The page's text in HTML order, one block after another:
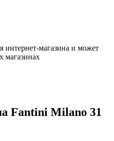
интернет-магазина и может
магазинах
Fantini Milano 31